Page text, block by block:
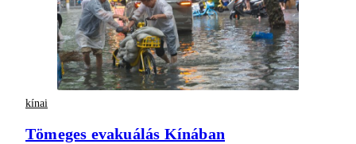
kínai
Tömeges evakuálás Kínában